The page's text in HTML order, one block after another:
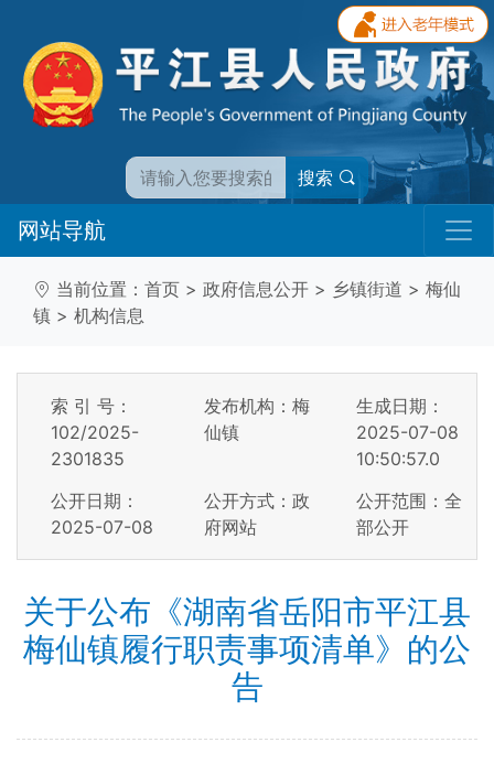
搜索
网站导航
当前位置： 首页 > 政府信息公开 > 乡镇街道 > 梅仙
镇 > 机构信息
索 引 号：
102/2025-
2301835
发布机构：梅
仙镇
生成日期：
2025-07-08
10:50:57.0
公开日期：
2025-07-08
公开方式：政
府网站
公开范围：全
部公开
关于公布《湖南省岳阳市平江县
梅仙镇履行职责事项清单》的公
告